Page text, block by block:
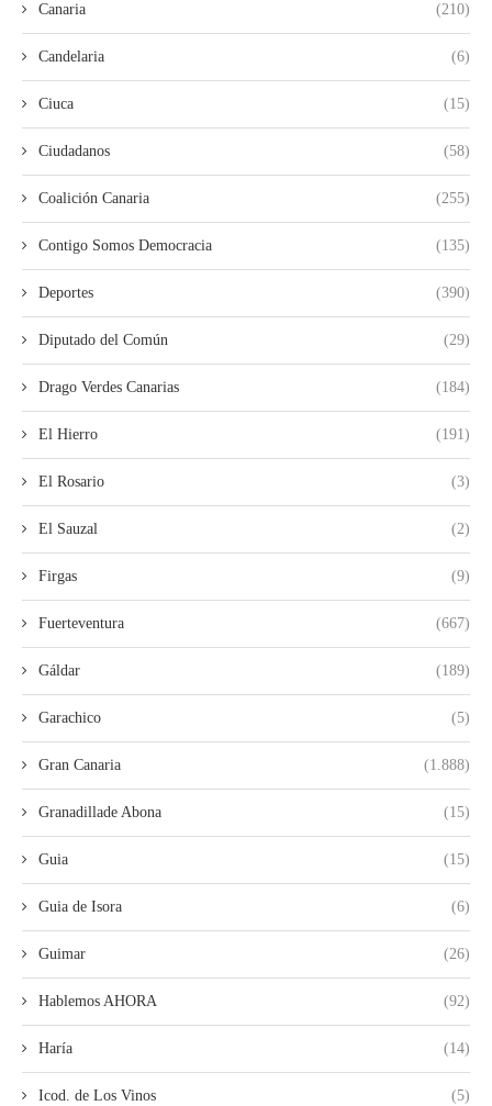
Canaria (210)
Candelaria (6)
Ciuca (15)
Ciudadanos (58)
Coalición Canaria (255)
Contigo Somos Democracia (135)
Deportes (390)
Diputado del Común (29)
Drago Verdes Canarias (184)
El Hierro (191)
El Rosario (3)
El Sauzal (2)
Firgas (9)
Fuerteventura (667)
Gáldar (189)
Garachico (5)
Gran Canaria (1.888)
Granadillade Abona (15)
Guia (15)
Guia de Isora (6)
Guimar (26)
Hablemos AHORA (92)
Haría (14)
Icod. de Los Vinos (5)